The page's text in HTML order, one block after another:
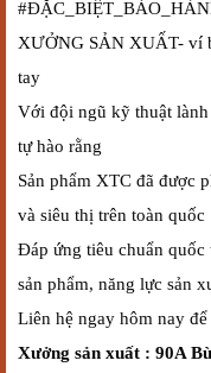
XƯỞNG SẢN XUẤT- ví
tay
Với đội ngũ kỹ thuật
tự hào rằng
Sản phẩm XTC đã được
và siêu thị trên toàn quốc
Đáp ứng tiêu chuẩn quốc
sản phẩm, năng lực sản
Liên hệ ngay hôm nay
Xưởng sản xuất : 90A